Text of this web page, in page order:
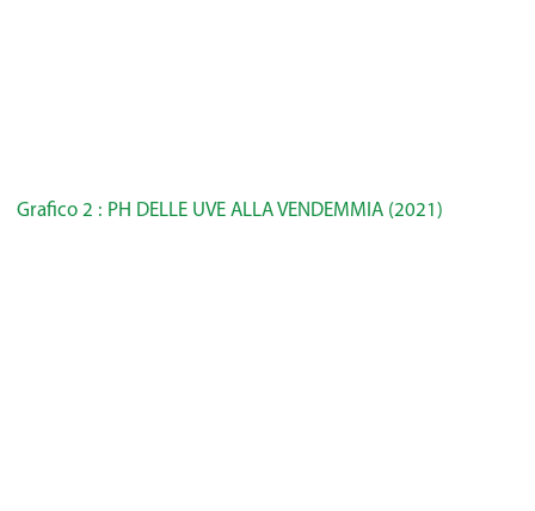
Grafico 2 : PH DELLE UVE ALLA VENDEMMIA (2021)